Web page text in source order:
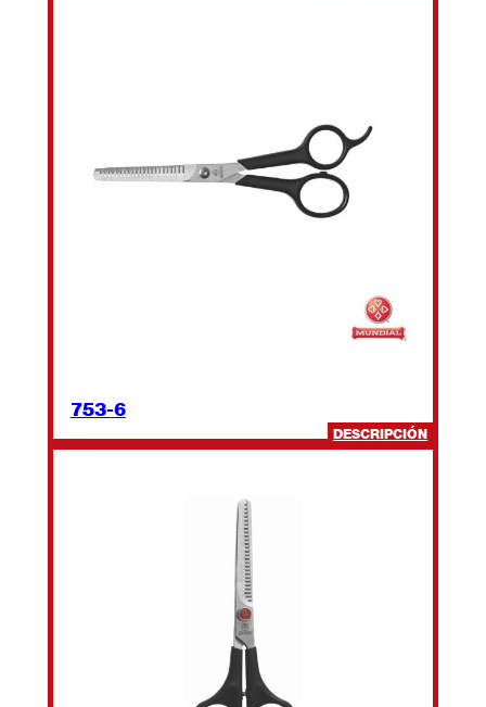
753-6
DESCRIPCIÓN:
753-